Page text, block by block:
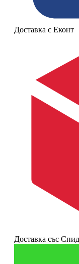
Доставка с Еконт
Доставка със